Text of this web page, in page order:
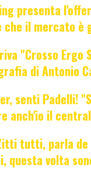
presenta
che il mercato è
"Crosso Ergo
di Antonio
senti Padelli!
anch'io il
Zitti tutti, parla
questa volta